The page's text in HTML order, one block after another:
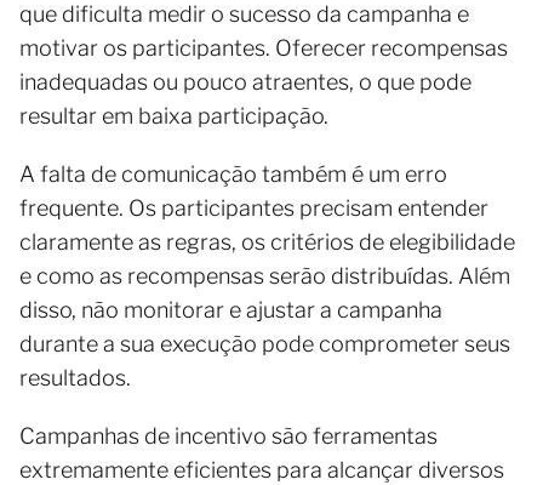
que dificulta medir o sucesso da campanha e
motivar os participantes. Oferecer recompensas
inadequadas ou pouco atraentes, o que pode
resultar em baixa participação.
A falta de comunicação também é um erro
frequente. Os participantes precisam entender
claramente as regras, os critérios de elegibilidade
e como as recompensas serão distribuídas. Além
disso, não monitorar e ajustar a campanha
durante a sua execução pode comprometer seus
resultados.
Campanhas de incentivo são ferramentas
extremamente eficientes para alcançar diversos